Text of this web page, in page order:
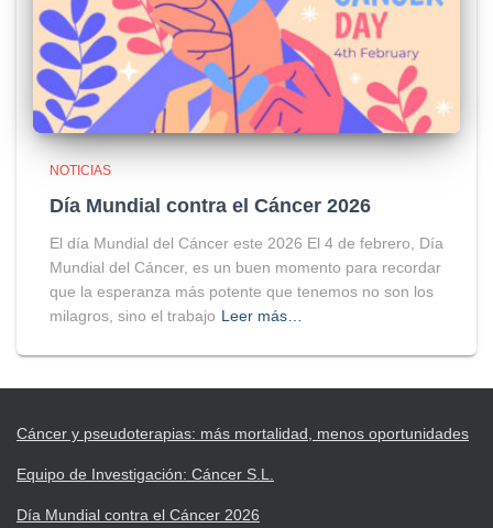
NOTICIAS
Día Mundial contra el Cáncer 2026
El día Mundial del Cáncer este 2026 El 4 de febrero, Día
Mundial del Cáncer, es un buen momento para recordar
que la esperanza más potente que tenemos no son los
milagros, sino el trabajo Leer más…
Cáncer y pseudoterapias: más mortalidad, menos oportunidades
Equipo de Investigación: Cáncer S.L.
Día Mundial contra el Cáncer 2026